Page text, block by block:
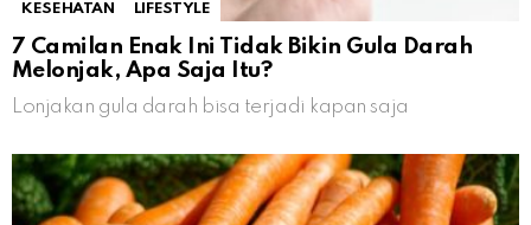
KESEHATAN LIFESTYLE
7 Camilan Enak Ini Tidak Bikin Gula Darah
Melonjak, Apa Saja Itu?
Lonjakan gula darah bisa terjadi kapan saja